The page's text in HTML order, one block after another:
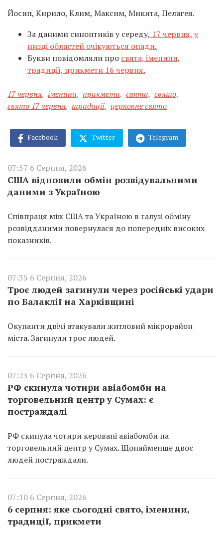
Йосип, Кирило, Клим, Максим, Микита, Пелагея.
За даними синоптиків у середу, 17 червня, у
низці областей очікуються опади.
Букви повідомляли про свята, іменини,
традиції, прикмети 16 червня.
17 червня, іменини, прикмети, свята, свято,
свято 17 червня, традиції, церковне свято
Facebook Twitter Telegram
07:57 6 Серпня, 2026
США відновили обмін розвідувальними
даними з Україною
Співпраця між США та Україною в галузі обміну
розвідданими повернулася до попередніх високих
показників.
07:35 6 Серпня, 2026
Троє людей загинули через російські удари
по Балаклії на Харківщині
Окупанти двічі атакували житловий мікрорайон
міста. Загинули троє людей.
07:23 6 Серпня, 2026
РФ скинула чотири авіабомби на
торговельний центр у Сумах: є
постраждалі
РФ скинула чотири керовані авіабомби на
торговельний центр у Сумах. Щонайменше двоє
людей постраждали.
07:10 6 Серпня, 2026
6 серпня: яке сьогодні свято, іменини,
традиції, прикмети